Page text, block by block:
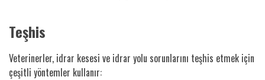
Teşhis
Veterinerler, idrar kesesi ve idrar yolu sorunlarını teşhis etmek için
çeşitli yöntemler kullanır: